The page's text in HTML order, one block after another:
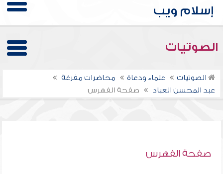
الصوتيات
الصوتيات علماء ودعاة
محاضرات مفرغة
عبد المحسن العباد
صفحة الفهرس
صفحة الفهرس